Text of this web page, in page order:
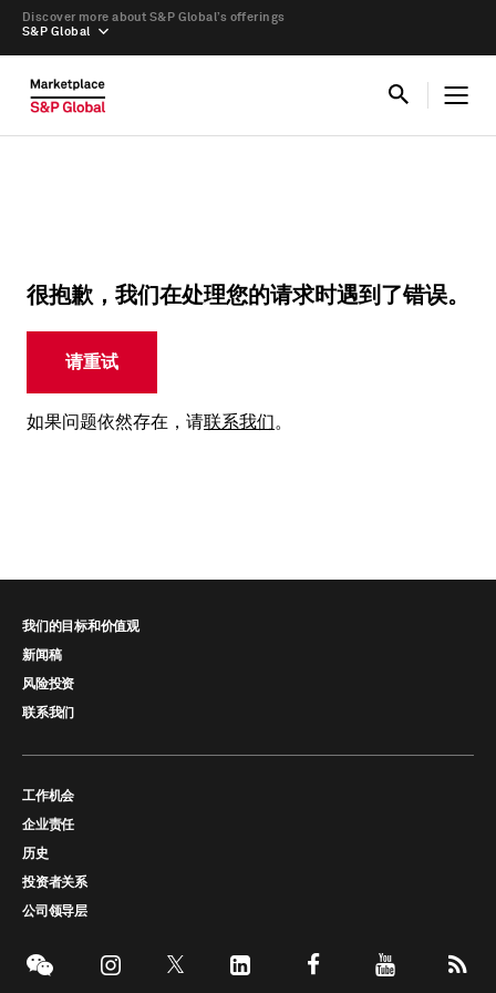
S&P Global
Discover more about S&P Global’s offerings
很抱歉，我们在处理您的请求时遇到了错误。
请重试
如果问题依然存在，请联系我们。
我们的目标和价值观
新闻稿
风险投资
联系我们
工作机会
企业责任
历史
投资者关系
公司领导层